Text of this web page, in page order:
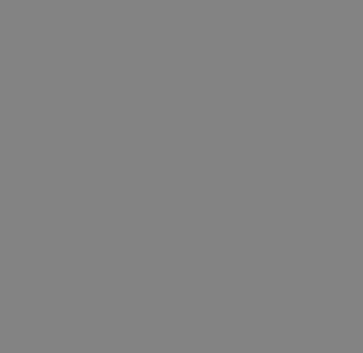
από το
χρήστης
ότι οι
συνδεδεμένοι
με
το
Script.com